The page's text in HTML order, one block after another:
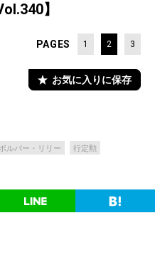
】
PAGES 1 2 3
お気に入りに保存
ルバー・リリー
行定勲